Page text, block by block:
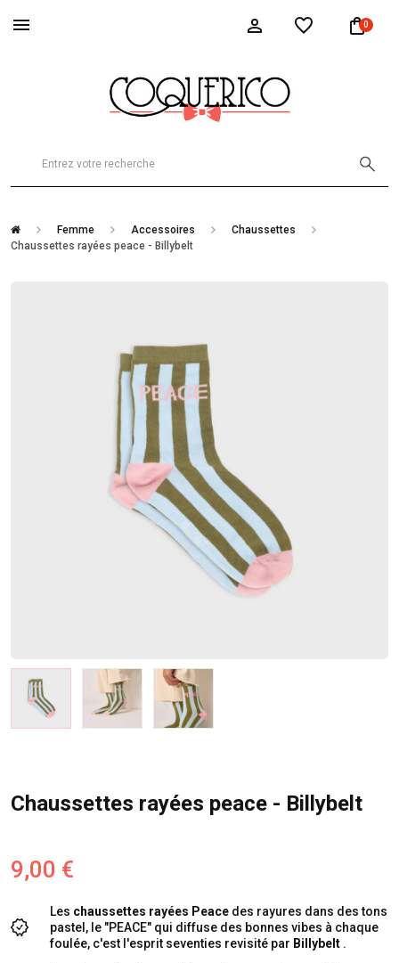
0
Femme Accessoires
Chaussettes
Chaussettes rayées peace - Billybelt
Chaussettes rayées peace - Billybelt
9,00 €
Les chaussettes rayées Peace des rayures dans des tons
pastel, le "PEACE" qui diffuse des bonnes vibes à chaque
foulée, c'est l'esprit seventies revisité par Billybelt .